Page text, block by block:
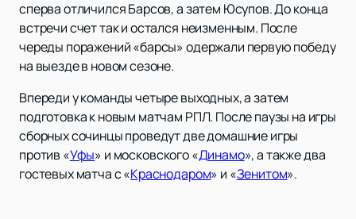
сперва отличился Барсов, а затем Юсупов. До конца
встречи счет так и остался неизменным. После
череды поражений «барсы» одержали первую победу
на выезде в новом сезоне.
Впереди у команды четыре выходных, а затем
подготовка к новым матчам РПЛ. После паузы на игры
сборных сочинцы проведут две домашние игры
против «Уфы» и московского «Динамо», а также два
гостевых матча с «Краснодаром» и «Зенитом».